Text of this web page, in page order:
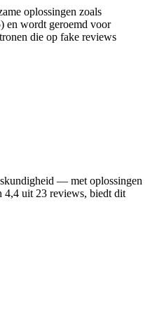
oplossingen zoals
en wordt geroemd voor
die op fake reviews
— met oplossingen
4,4 uit 23 reviews, biedt dit